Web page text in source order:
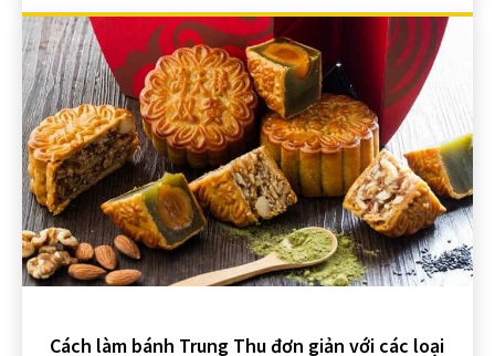
Cách làm bánh Trung Thu đơn giản với các loại